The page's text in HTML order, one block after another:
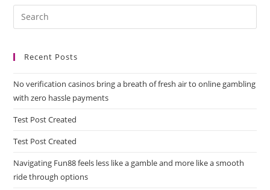
Recent Posts
No verification casinos bring a breath of fresh air to online gambling
with zero hassle payments
Test Post Created
Test Post Created
Navigating Fun88 feels less like a gamble and more like a smooth
ride through options